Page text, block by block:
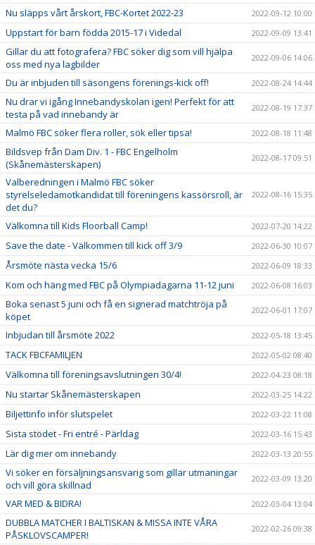
Nu släpps vårt årskort, FBC-Kortet 2022-23 2022-09-12 10:00
Uppstart för barn födda 2015-17 i Videdal 2022-09-09 13:41
Gillar du att fotografera? FBC söker dig som vill hjälpa
oss med nya lagbilder
2022-09-06 14:06
Du är inbjuden till säsongens förenings-kick off! 2022-08-24 14:44
Nu drar vi igång Innebandyskolan igen! Perfekt för att
testa på vad innebandy är
2022-08-19 17:37
Malmö FBC söker flera roller, sök eller tipsa! 2022-08-18 11:48
Bildsvep från Dam Div. 1 - FBC Engelholm
(Skånemästerskapen)
2022-08-17 09:51
Valberedningen i Malmö FBC söker
styrelseledamotkandidat till föreningens kassörsroll, är
det du?
2022-08-16 15:35
Välkomna till Kids Floorball Camp! 2022-07-20 14:22
Save the date - Välkommen till kick off 3/9 2022-06-30 10:07
Årsmöte nästa vecka 15/6 2022-06-09 18:33
Kom och häng med FBC på Olympiadagarna 11-12 juni 2022-06-08 16:03
Boka senast 5 juni och få en signerad matchtröja på
köpet
2022-06-01 17:07
Inbjudan till årsmöte 2022 2022-05-18 13:45
TACK FBCFAMILJEN 2022-05-02 08:40
Välkomna till föreningsavslutningen 30/4! 2022-04-23 08:18
Nu startar Skånemästerskapen 2022-03-25 14:22
Biljettinfo inför slutspelet 2022-03-22 11:08
Sista stödet - Fri entré - Pärldag 2022-03-16 15:43
Lär dig mer om innebandy 2022-03-13 20:55
Vi söker en försäljningsansvarig som gillar utmaningar
och vill göra skillnad
2022-03-09 13:20
VAR MED & BIDRA! 2022-03-04 13:04
DUBBLA MATCHER I BALTISKAN & MISSA INTE VÅRA
PÅSKLOVSCAMPER!
2022-02-26 09:38